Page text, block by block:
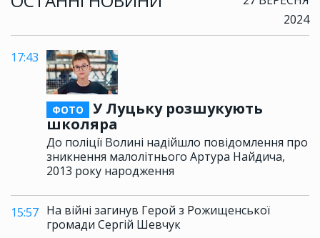
2024
17:43
ФОТО
У Луцьку розшукують
школяра
До поліції Волині надійшло повідомлення про
зникнення малолітнього Артура Найдича,
2013 року народження
15:57 На війні загинув Герой з Рожищенської
громади Сергій Шевчук